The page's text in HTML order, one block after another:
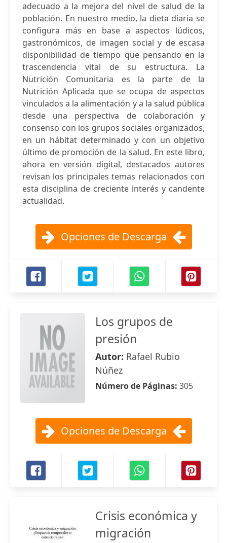
adecuado a la mejora del nivel de salud de la
población. En nuestro medio, la dieta diaria se
configura más en base a aspectos lúdicos,
gastronómicos, de imagen social y de escasa
disponibilidad de tiempo que pensando en la
trascendencia vital de su estructura. La
Nutrición Comunitaria es la parte de la
Nutrición Aplicada que se ocupa de aspectos
vinculados a la alimentación y a la salud pública
desde una perspectiva de colaboración y
consenso con los grupos sociales organizados,
en un hábitat determinado y con un objetivo
último de promoción de la salud. En este libro,
ahora en versión digital, destacados autores
revisan los principales temas relacionados con
esta disciplina de creciente interés y candente
actualidad.
Opciones de Descarga
Los grupos de
presión
Autor: Rafael Rubio
Núñez
Número de Páginas: 305
Opciones de Descarga
Crisis económica y
migración